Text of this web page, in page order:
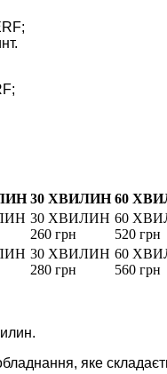
30 ХВИЛИН 60
30 ХВИЛИН
260 грн
60
520 грн
30 ХВИЛИН
280 грн
60
560 грн
яке